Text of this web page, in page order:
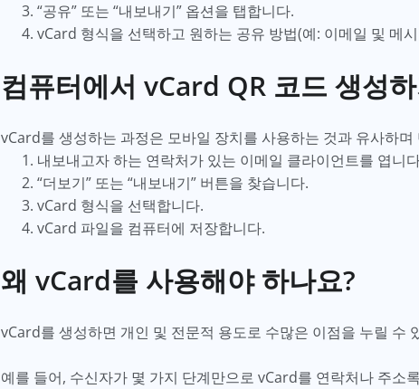
“공유” 또는 “내보내기” 옵션을 탭합니다.
vCard 형식을 선택하고 원하는 공유 방법(예: 이메일 및 메
컴퓨터에서 vCard QR 코드 생성
vCard를 생성하는 과정은 모바일 장치를 사용하는 것과 유사하
내보내고자 하는 연락처가 있는 이메일 클라이언트를 엽니
“더보기” 또는 “내보내기” 버튼을 찾습니다.
vCard 형식을 선택합니다.
vCard 파일을 컴퓨터에 저장합니다.
왜 vCard를 사용해야 하나요?
vCard를 생성하면 개인 및 전문적 용도로 수많은 이점을 누릴 수
예를 들어, 수신자가 몇 가지 단계만으로 vCard를 연락처나 주소